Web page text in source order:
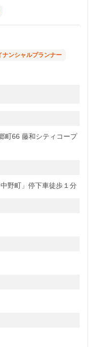
ナンシャルプランナー
町66 藤和シティコープ
野町」停下車徒歩１分